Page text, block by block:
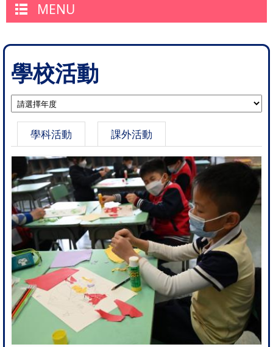
MENU
學校活動
學科活動 課外活動